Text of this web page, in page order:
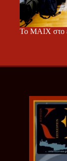
Το ΜΑΙΧ στο